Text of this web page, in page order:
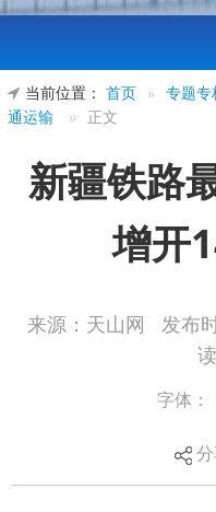
当前位置： 首页 » 专题专
通运输
» 正文
新疆铁路
增开
来源：天山网 发布
字体：
记者从中国铁路乌鲁
悉：今年端午假期铁路运
日，共5天。新疆铁路部门
次、同比增幅21.7%，计